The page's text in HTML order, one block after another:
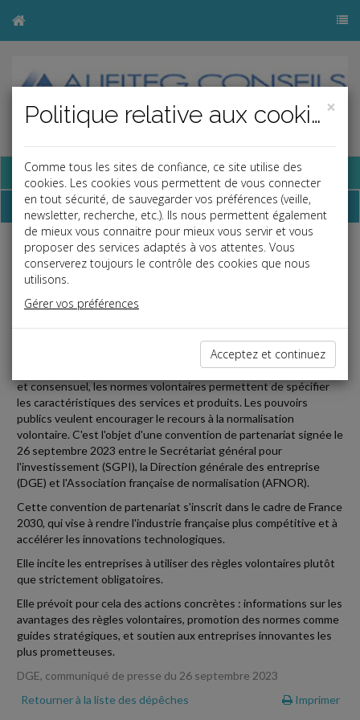
Base documentaire
Dépêches
j a
b
Vie des affaires
Date: 2023-10-25
UN PARTENARIAT EN FAVEUR DE LA
NORMALISATION VOLONTAIRE
Élaborées au sein d'instances reconnues via un processus ouvert
et consensuel, les normes volontaires permettent de spécifier
les caractéristiques des services et produits. Les pouvoirs
publics veulent encourager le recours à la normalisation
volontaire. C'est l'objet d'une convention de partenariat signée le
26 septembre 2023 entre le Secrétariat général pour
l'investissement (SGPI), la Direction générale des entreprise
(DGE) et l'Association française de normalisation (AFNOR).
Cette convention de partenariat s'inscrit dans le cadre de France
2030, qui vise à rendre l'industrie française plus compétitive et à
accélérer les innovations technologiques.
Elle incite les entreprises à utiliser des règles volontaires plutôt
que strictement obligatoires.
Elle prévoit pour cela des actions concrètes : informations sur les
avantages des règles volontaires, promotion des normes comme
guides stratégiques, et soutien aux entreprises innovantes les
plus prometteuses.
DGE, communiqué de presse du 26 septembre 2023
Retourner à la liste des dépêches
Imprimer
×
Politique relative aux cookies
Comme tous les sites de confiance, ce site utilise des
cookies. Les cookies vous permettent de vous connecter
en tout sécurité, de sauvegarder vos préférences (veille,
newsletter, recherche, etc.). Ils nous permettent également
de mieux vous connaitre pour mieux vous servir et vous
proposer des services adaptés à vos attentes. Vous
conserverez toujours le contrôle des cookies que nous
utilisons.
Gérer vos préférences
Acceptez et continuez